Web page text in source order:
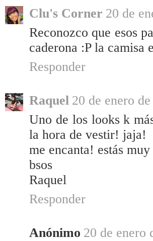
Clu's Corner 20 de
Reconozco que esos
caderona :P la camisa
Responder
Raquel 20 de enero
Uno de los looks k
la hora de vestir! jaja!
me encanta! estás
bsos
Raquel
Responder
Anónimo 20 de enero